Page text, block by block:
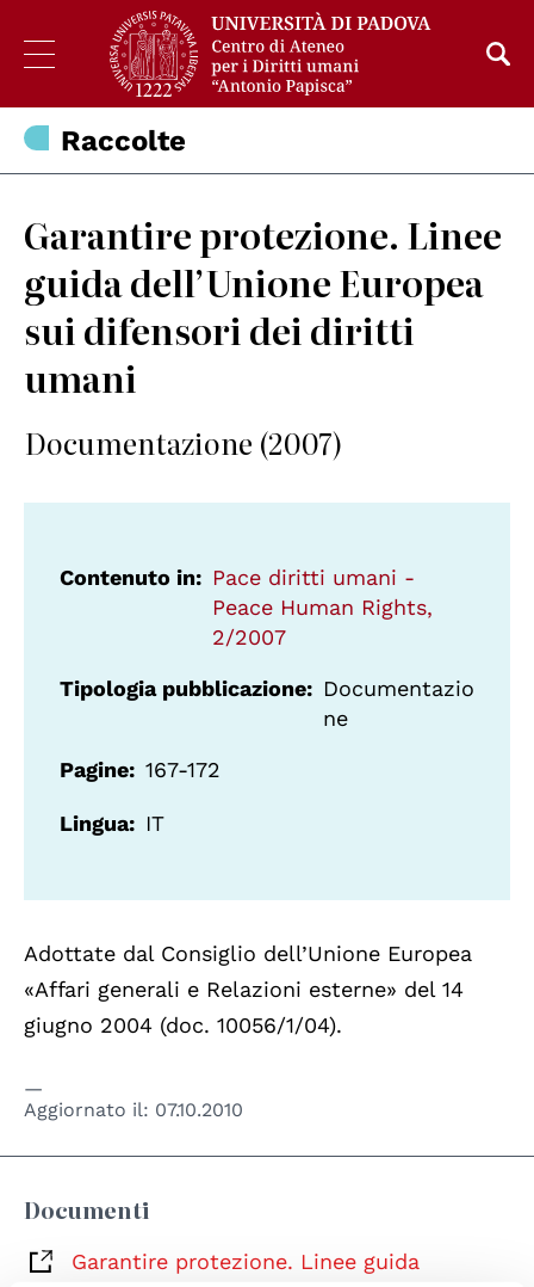
Raccolte
Garantire protezione. Linee
guida dell’Unione Europea
sui difensori dei diritti
umani
Documentazione (2007)
Contenuto in
Pace diritti umani -
Peace Human Rights,
2/2007
Tipologia pubblicazione
Documentazio
ne
Pagine 167-172
Lingua IT
Adottate dal Consiglio dell’Unione Europea
«Affari generali e Relazioni esterne» del 14
giugno 2004 (doc. 10056/1/04).
Aggiornato il: 07.10.2010
Documenti
Garantire protezione. Linee guida